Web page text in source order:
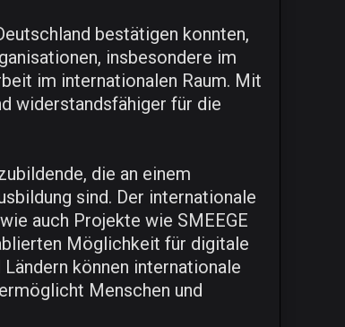
bestätigen konnten,
insbesondere im
im internationalen Raum. Mit
widerstandsfähiger für die
die an einem
sind. Der internationale
auch Projekte wie SMEEGE
Möglichkeit für digitale
können internationale
Menschen und